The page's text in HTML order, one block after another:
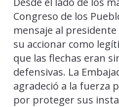
Congreso de los
mensaje al
su accionar como
que las flechas eran
defensivas. La
agradeció a la fuerza
por proteger sus